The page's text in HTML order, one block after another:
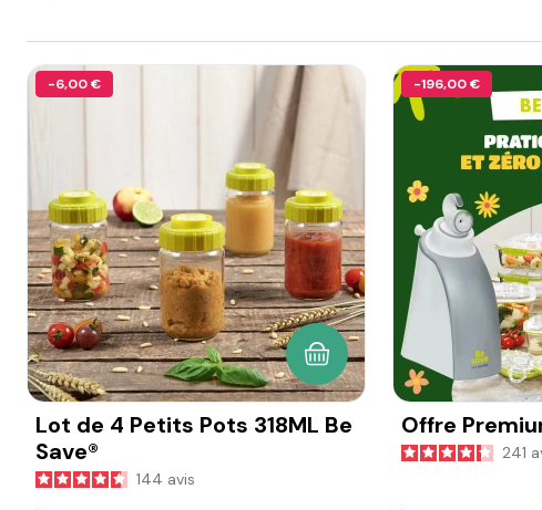
-6,00 €
Lot de 4 Petits Pots 318ML Be
Save®
144 avis
AJOUTER AU PANIER
-196,00 €
Offre
241